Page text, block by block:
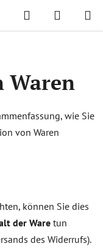
Suchen
Waren
wie Sie
von Waren
können Sie dies
der Waretun
des Widerrufs).